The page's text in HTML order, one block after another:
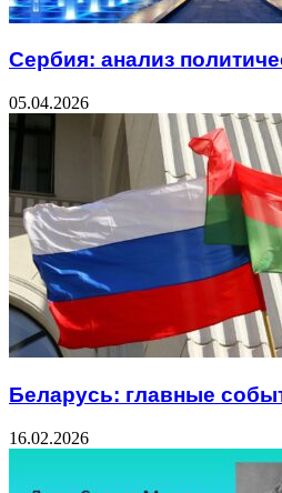
Сербия: анализ
05.04.2026
Беларусь: главные
16.02.2026